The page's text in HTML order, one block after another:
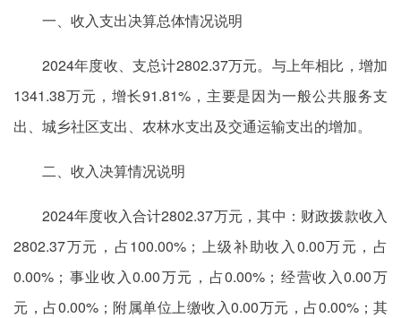
一、收入支出决算总体情况说明
2024年度收、支总计2802.37万元。与上年相比，增加
1341.38万元，增长91.81%，主要是因为一般公共服务支
出、城乡社区支出、农林水支出及交通运输支出的增加。
二、收入决算情况说明
2024年度收入合计2802.37万元，其中：财政拨款收入
2802.37万元，占100.00%；上级补助收入0.00万元，占
0.00%；事业收入0.00万元，占0.00%；经营收入0.00万
元，占0.00%；附属单位上缴收入0.00万元，占0.00%；其